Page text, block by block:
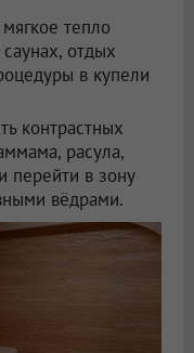
тепло
отдых
в купели
контрастных
расула,
перейти в зону
вёдрами.